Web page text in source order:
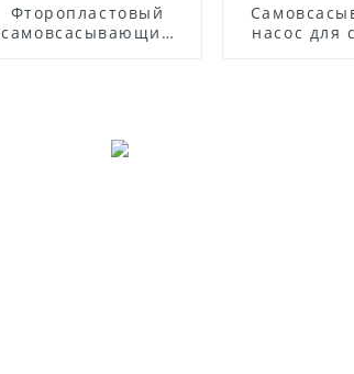
Фторопластовый
самовсасывающий
насос для